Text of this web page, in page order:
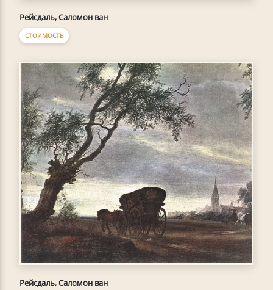
Рейсдаль, Саломон ван
СТОИМОСТЬ
Рейсдаль, Саломон ван